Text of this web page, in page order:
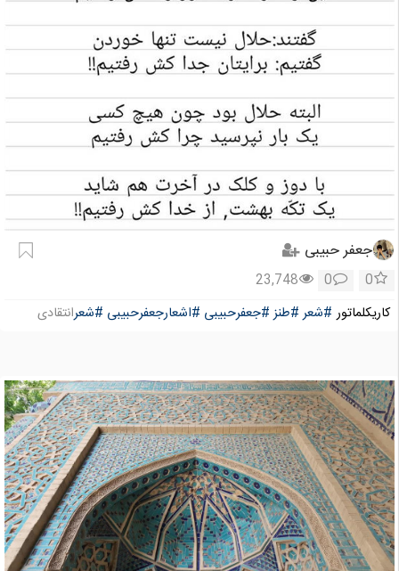
جعفر حبیبی
0
0
23,748
کاریکلماتور #شعر #طنز #جعفرحبیبی #اشعارجعفرحبیبی #شعرانتقادی